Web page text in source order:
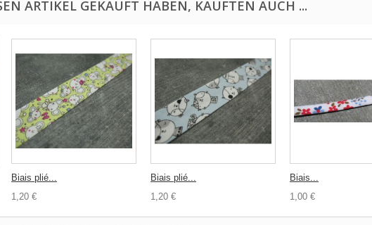
ARTIKEL GEKAUFT HABEN, KAUFTEN AUCH ...
Biais plié...
1,20 €
Biais plié...
1,20 €
Biais...
1,00 €